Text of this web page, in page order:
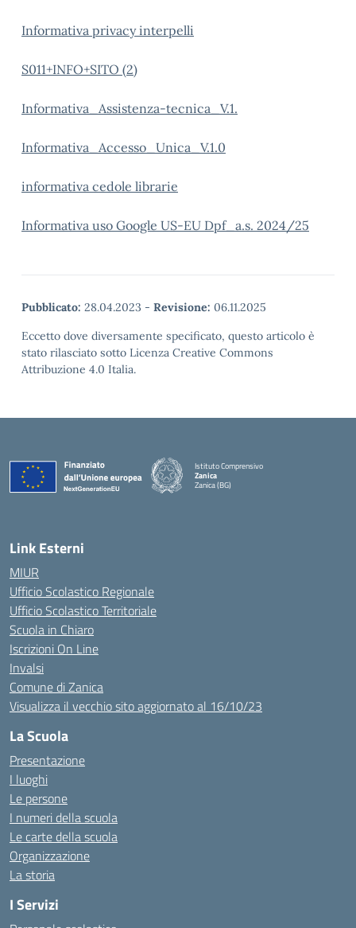
Informativa privacy interpelli
S011+INFO+SITO (2)
Informativa_Assistenza-tecnica_V.1.
Informativa_Accesso_Unica_V.1.0
informativa cedole librarie
Informativa uso Google US-EU Dpf_a.s. 2024/25
Pubblicato: 28.04.2023 - Revisione: 06.11.2025
Eccetto dove diversamente specificato, questo articolo è
stato rilasciato sotto Licenza Creative Commons
Attribuzione 4.0 Italia.
Istituto Comprensivo
Zanica
Zanica (BG)
Link Esterni
MIUR
Ufficio Scolastico Regionale
Ufficio Scolastico Territoriale
Scuola in Chiaro
Iscrizioni On Line
Invalsi
Comune di Zanica
Visualizza il vecchio sito aggiornato al 16/10/23
La Scuola
Presentazione
I luoghi
Le persone
I numeri della scuola
Le carte della scuola
Organizzazione
La storia
I Servizi